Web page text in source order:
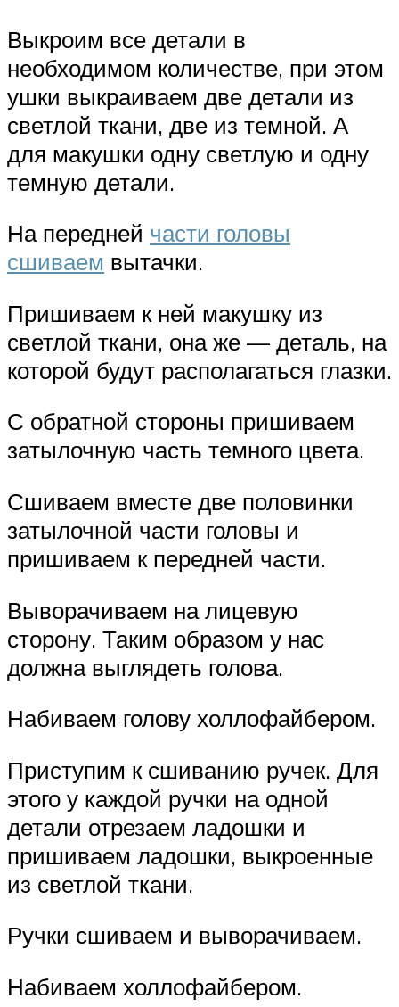
Выкроим все детали в
необходимом количестве, при этом
ушки выкраиваем две детали из
светлой ткани, две из темной. А
для макушки одну светлую и одну
темную детали.
На передней части головы
сшиваем вытачки.
Пришиваем к ней макушку из
светлой ткани, она же — деталь, на
которой будут располагаться глазки.
С обратной стороны пришиваем
затылочную часть темного цвета.
Сшиваем вместе две половинки
затылочной части головы и
пришиваем к передней части.
Выворачиваем на лицевую
сторону. Таким образом у нас
должна выглядеть голова.
Набиваем голову холлофайбером.
Приступим к сшиванию ручек. Для
этого у каждой ручки на одной
детали отрезаем ладошки и
пришиваем ладошки, выкроенные
из светлой ткани.
Ручки сшиваем и выворачиваем.
Набиваем холлофайбером.